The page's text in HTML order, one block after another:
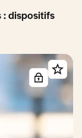
: dispositifs